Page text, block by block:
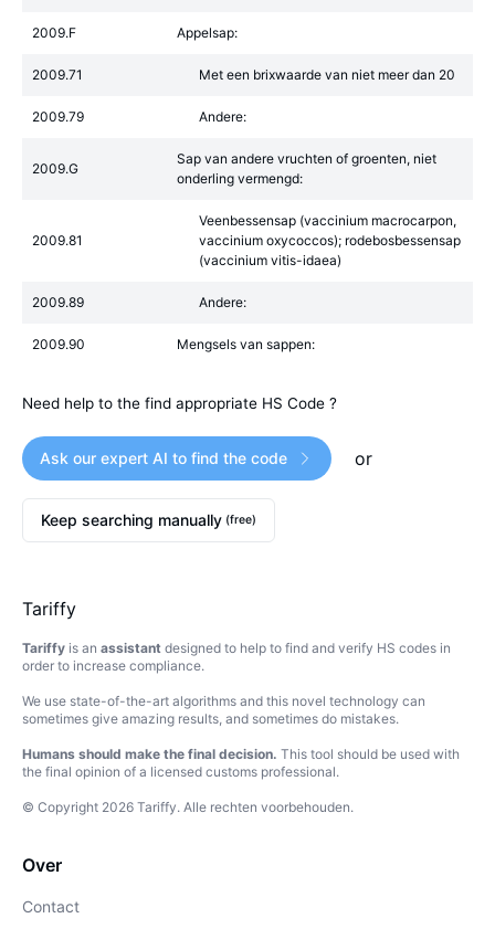
2009.F Appelsap:
2009.71 Met een brixwaarde van niet meer dan 20
2009.79 Andere:
2009.G
Sap van andere vruchten of groenten, niet
onderling vermengd:
2009.81
Veenbessensap (vaccinium macrocarpon,
vaccinium oxycoccos); rodebosbessensap
(vaccinium vitis-idaea)
2009.89 Andere:
2009.90 Mengsels van sappen:
Need help to the find appropriate HS Code ?
Ask our expert AI to find the code or
Keep searching manually (free)
Tariffy
Tariffy is an assistant designed to help to find and verify HS codes in
order to increase compliance.
We use state-of-the-art algorithms and this novel technology can
sometimes give amazing results, and sometimes do mistakes.
Humans should make the final decision. This tool should be used with
the final opinion of a licensed customs professional.
© Copyright 2026 Tariffy. Alle rechten voorbehouden.
Over
Contact